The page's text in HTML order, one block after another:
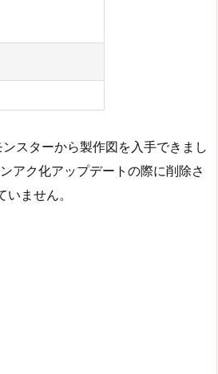
スターから製作図を入手できまし
アク化アップデートの際に削除さ
ません。